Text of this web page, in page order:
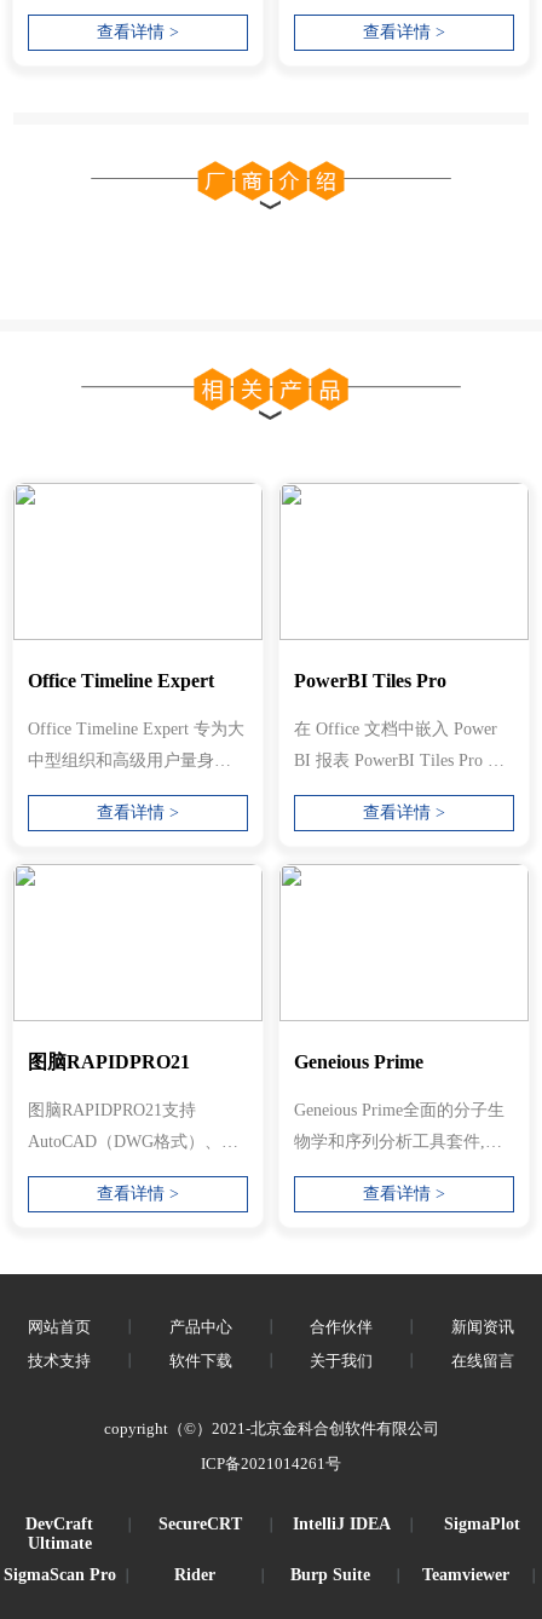
术控制打造高级设计。打造
游戏中的...
查看详情 >
CAD 软件...
查看详情 >
Office Timeline Expert
Office Timeline Expert 专为大
中型组织和高级用户量身定
制，提供我们最先进的功能
查看详情 >
PowerBI Tiles Pro
在 Office 文档中嵌入 Power
BI 报表 PowerBI Tiles Pro 是
一个 Office 加载项，允许
查看详情 >
图脑RAPIDPRO21
图脑RAPIDPRO21支持
AutoCAD（DWG格式）、
Jw_cad（JWW格式、JWC格
式）、DXF、SXF等输入输
查看详情 >
Geneious Prime
Geneious Prime全面的分子生
物学和序列分析工具套件,通
过将原始数据转换为可视化
查看详情 >
网站首页 产品中心 合作伙伴
新闻资讯
技术支持
软件下载 关于我们 在线留言
copyright（©）2021-北京金科合创软件有限公司
ICP备2021014261号
DevCraft
Ultimate
SecureCRT IntelliJ IDEA SigmaPlot
SigmaScan Pro Rider Burp Suite Teamviewer